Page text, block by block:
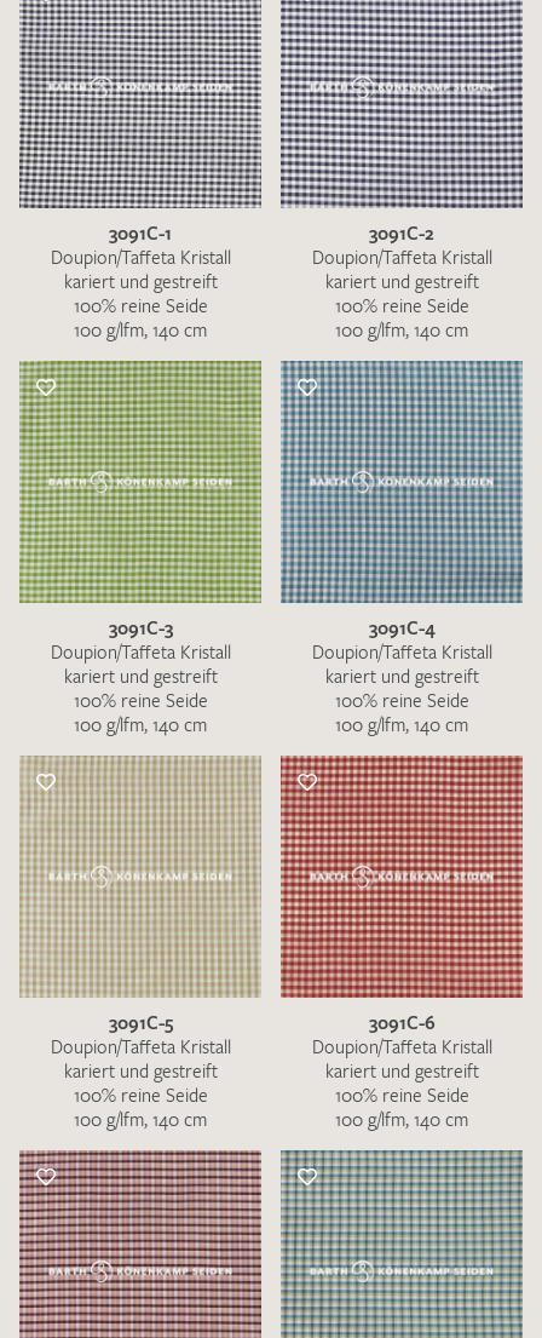
Ich bin damit einverstanden, dass meine angegebenen Daten
zur Beantwortung meiner Musteranfrage genutzt werden.
DieDatenschutzbestimmungenhabe ich zur Kenntnis
genommen und akzeptiere diese.
MUSTERANFRAGE SENDEN
3091C-1
Doupion/Taffeta Kristall
kariert und gestreift
100% reine Seide
100 g/lfm, 140 cm
3091C-2
Doupion/Taffeta Kristall
kariert und gestreift
100% reine Seide
100 g/lfm, 140 cm
3091C-3
Doupion/Taffeta Kristall
kariert und gestreift
100% reine Seide
100 g/lfm, 140 cm
3091C-4
Doupion/Taffeta Kristall
kariert und gestreift
100% reine Seide
100 g/lfm, 140 cm
3091C-5
Doupion/Taffeta Kristall
kariert und gestreift
100% reine Seide
100 g/lfm, 140 cm
3091C-6
Doupion/Taffeta Kristall
kariert und gestreift
100% reine Seide
100 g/lfm, 140 cm